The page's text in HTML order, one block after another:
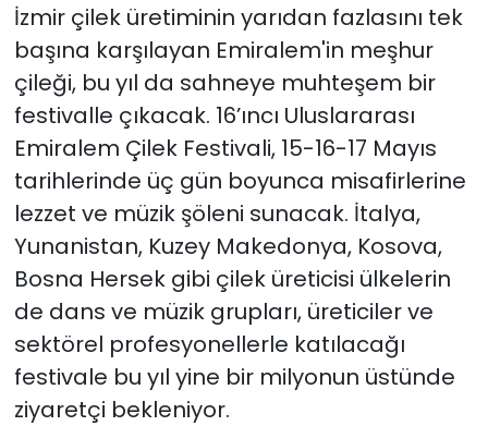
İzmir çilek üretiminin yarıdan fazlasını tek
başına karşılayan Emiralem'in meşhur
çileği, bu yıl da sahneye muhteşem bir
festivalle çıkacak. 16’ıncı Uluslararası
Emiralem Çilek Festivali, 15-16-17 Mayıs
tarihlerinde üç gün boyunca misafirlerine
lezzet ve müzik şöleni sunacak. İtalya,
Yunanistan, Kuzey Makedonya, Kosova,
Bosna Hersek gibi çilek üreticisi ülkelerin
de dans ve müzik grupları, üreticiler ve
sektörel profesyonellerle katılacağı
festivale bu yıl yine bir milyonun üstünde
ziyaretçi bekleniyor.